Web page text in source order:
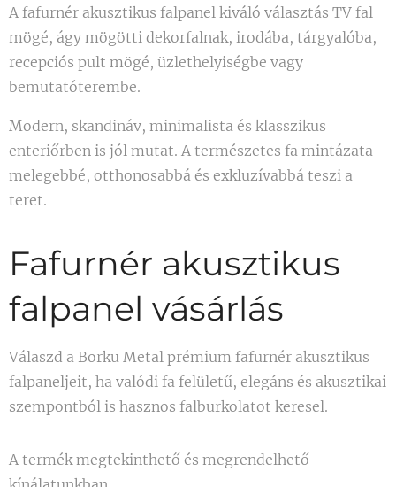
A fafurnér akusztikus falpanel kiváló választás TV fal
mögé, ágy mögötti dekorfalnak, irodába, tárgyalóba,
recepciós pult mögé, üzlethelyiségbe vagy
bemutatóterembe.
Modern, skandináv, minimalista és klasszikus
enteriőrben is jól mutat. A természetes fa mintázata
melegebbé, otthonosabbá és exkluzívabbá teszi a
teret.
Fafurnér akusztikus
falpanel vásárlás
Válaszd a Borku Metal prémium fafurnér akusztikus
falpaneljeit, ha valódi fa felületű, elegáns és akusztikai
szempontból is hasznos falburkolatot keresel.
A termék megtekinthető és megrendelhető